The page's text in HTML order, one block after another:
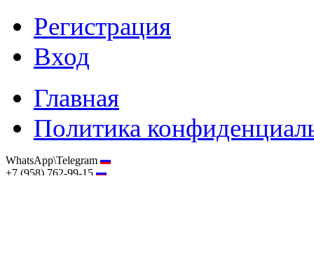
Регистрация
Вход
Главная
Политика
WhatsApp\Telegram
+7 (958) 762-99-15